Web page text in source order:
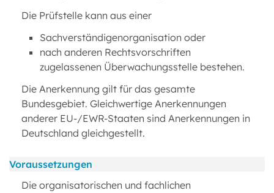
Die Prüfstelle kann aus einer
Sachverständigenorganisation oder
nach anderen Rechtsvorschriften
zugelassenen Überwachungsstelle bestehen.
Die Anerkennung gilt für das gesamte
Bundesgebiet. Gleichwertige Anerkennungen
anderer EU-/EWR-Staaten sind Anerkennungen in
Deutschland gleichgestellt.
Voraussetzungen
Die organisatorischen und fachlichen